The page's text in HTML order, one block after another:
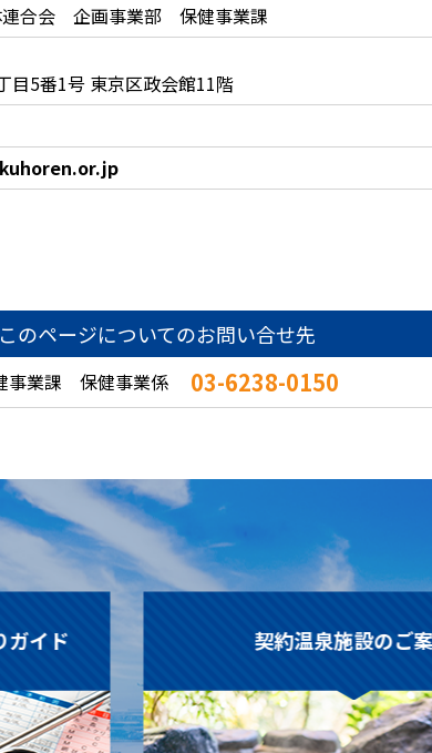
連合会 企画事業部 保健事業課
目5番1号 東京区政会館11階
このページについてのお問い合せ先
事業課 保健事業係 03-6238-0150
イド 契約温泉施設のご案内